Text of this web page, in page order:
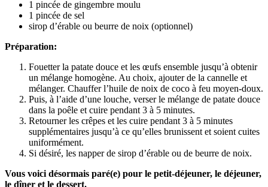
1 pincée de gingembre moulu
1 pincée de sel
sirop d’érable ou beurre de noix (optionnel)
Préparation:
Fouetter la patate douce et les œufs ensemble jusqu’à obtenir
un mélange homogène. Au choix, ajouter de la cannelle et
mélanger. Chauffer l’huile de noix de coco à feu moyen-doux.
Puis, à l’aide d’une louche, verser le mélange de patate douce
dans la poêle et cuire pendant 3 à 5 minutes.
Retourner les crêpes et les cuire pendant 3 à 5 minutes
supplémentaires jusqu’à ce qu’elles brunissent et soient cuites
uniformément.
Si désiré, les napper de sirop d’érable ou de beurre de noix.
Vous voici désormais paré(e) pour le petit-déjeuner, le déjeuner,
le dîner et le dessert.